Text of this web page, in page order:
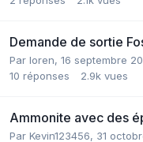
Demande de sortie
Par loren, 16 septembre
10 réponses 2.9k vues
Ammonite avec des
Par Kevin123456, 31